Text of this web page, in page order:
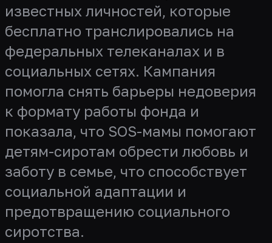
известных личностей, которые
бесплатно транслировались на
федеральных телеканалах и в
социальных сетях. Кампания
помогла снять барьеры недоверия
к формату работы фонда и
показала, что SOS-мамы помогают
детям-сиротам обрести любовь и
заботу в семье, что способствует
социальной адаптации и
предотвращению социального
сиротства.